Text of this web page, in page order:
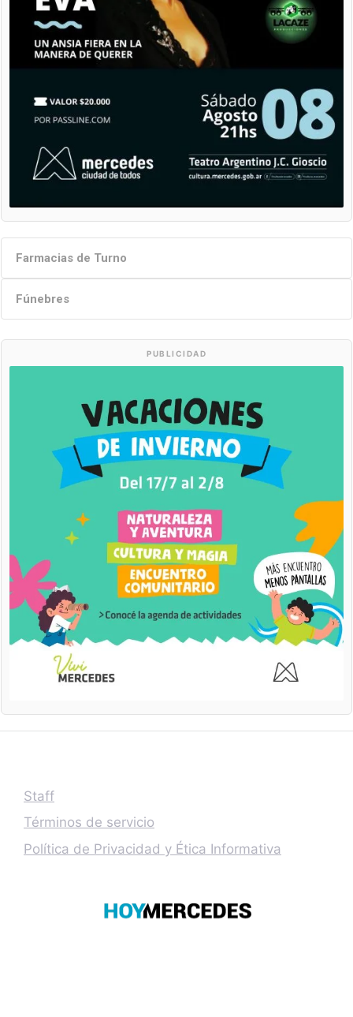
Farmacias de Turno
Fúnebres
PUBLICIDAD
Staff
Términos de servicio
Política de Privacidad y Ética Informativa